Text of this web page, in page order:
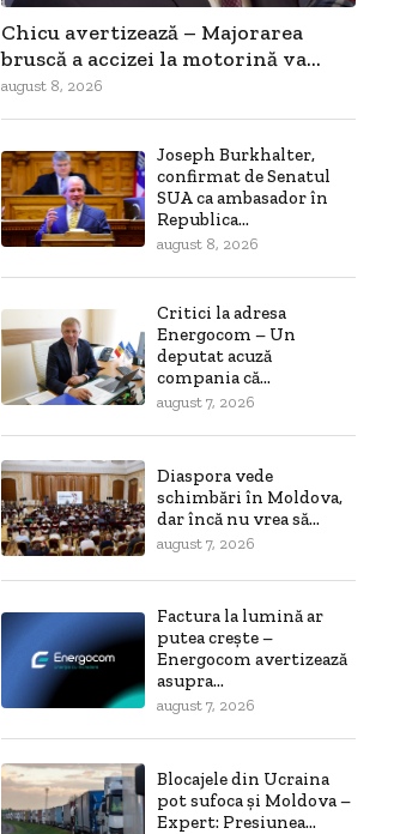
Chicu avertizează – Majorarea
bruscă a accizei la motorină va...
august 8, 2026
Joseph Burkhalter,
confirmat de Senatul
SUA ca ambasador în
Republica...
august 8, 2026
Critici la adresa
Energocom – Un
deputat acuză
compania că...
august 7, 2026
Diaspora vede
schimbări în Moldova,
dar încă nu vrea să...
august 7, 2026
Factura la lumină ar
putea crește –
Energocom avertizează
asupra...
august 7, 2026
Blocajele din Ucraina
pot sufoca și Moldova –
Expert: Presiunea...